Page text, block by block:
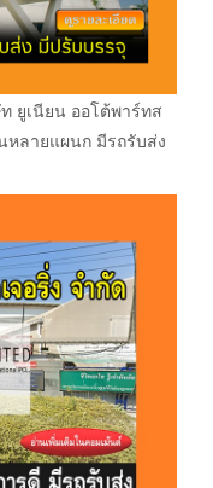
ยูเนียน ออโต้พาร์ทส
หลายแผนก มีรถรับส่ง